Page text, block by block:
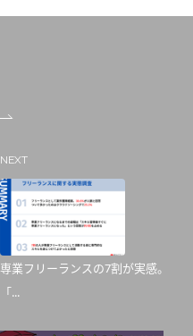
NEXT
専業フリーランスの7割が実感。
「...